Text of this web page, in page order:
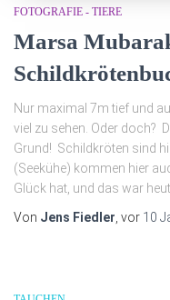
FOTOGRAFIE - TIERE
Marsa
Nur maximal 7m tief und
viel zu sehen. Oder doch?
Grund! Schildkröten sind
(Seekühe) kommen hier
Glück hat, und das war
Von Jens Fiedler, vor 10